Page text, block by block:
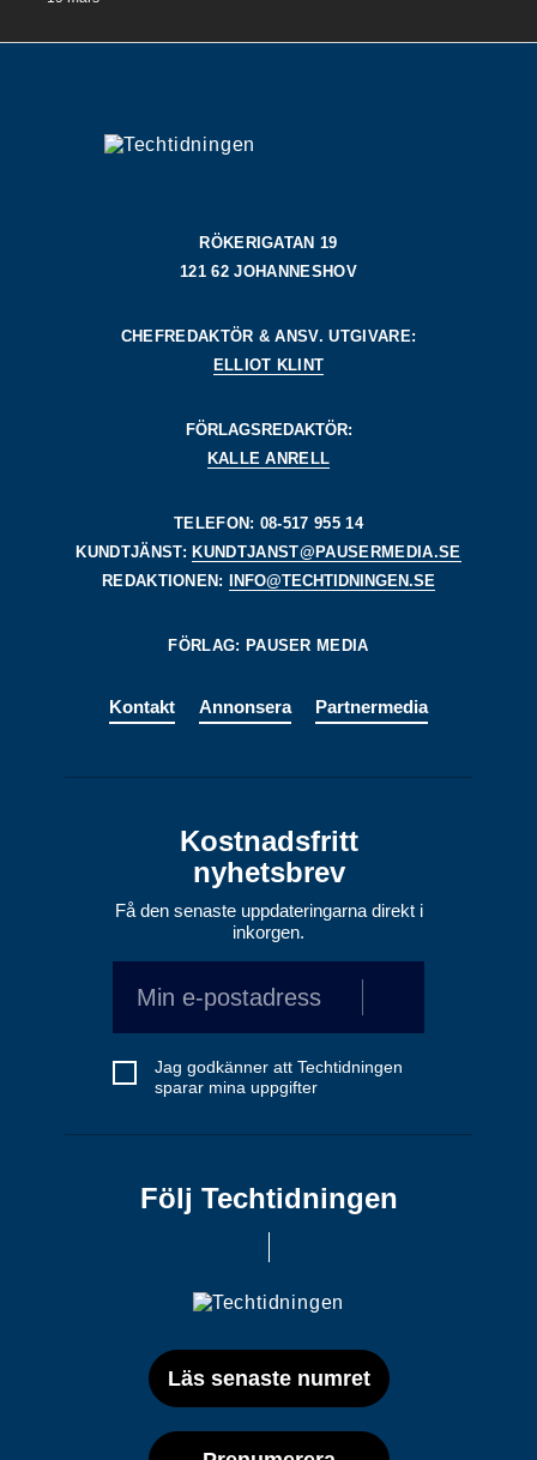
RÖKERIGATAN 19
121 62 JOHANNESHOV
CHEFREDAKTÖR & ANSV. UTGIVARE:
ELLIOT KLINT
FÖRLAGSREDAKTÖR:
KALLE ANRELL
TELEFON: 08-517 955 14
KUNDTJÄNST: KUNDTJANST@PAUSERMEDIA.SE
REDAKTIONEN:
INFO@TECHTIDNINGEN.SE
FÖRLAG: PAUSER MEDIA
Kontakt Annonsera Partnermedia
Kostnadsfritt
nyhetsbrev
Få den senaste uppdateringarna direkt i
inkorgen.
Jag godkänner att Techtidningen
sparar mina uppgifter
Följ Techtidningen
Läs senaste numret